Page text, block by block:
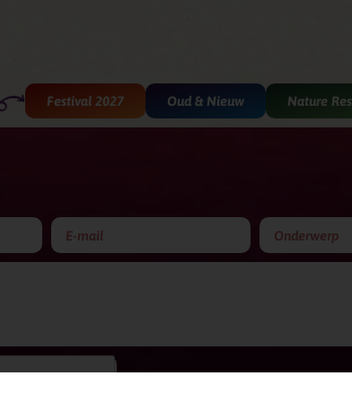
Festival 2027 Oud & Nieuw Nature